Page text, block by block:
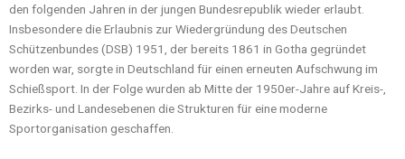
den folgenden Jahren in der jungen Bundesrepublik wieder erlaubt.
Insbesondere die Erlaubnis zur Wiedergründung des Deutschen
Schützenbundes (DSB) 1951, der bereits 1861 in Gotha gegründet
worden war, sorgte in Deutschland für einen erneuten Aufschwung im
Schießsport. In der Folge wurden ab Mitte der 1950er-Jahre auf Kreis-,
Bezirks- und Landesebenen die Strukturen für eine moderne
Sportorganisation geschaffen.